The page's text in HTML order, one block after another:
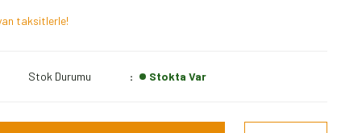
taksitlerle!
Stok Durumu Stokta Var